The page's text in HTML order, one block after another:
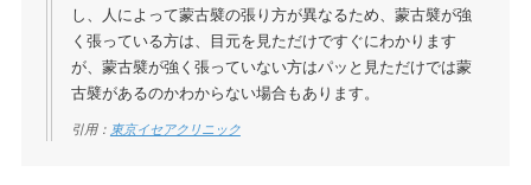
し、人によって蒙古襞の張り方が異なるため、蒙古襞が強
く張っている方は、目元を見ただけですぐにわかります
が、蒙古襞が強く張っていない方はパッと見ただけでは蒙
古襞があるのかわからない場合もあります。
引用： 東京イセアクリニック